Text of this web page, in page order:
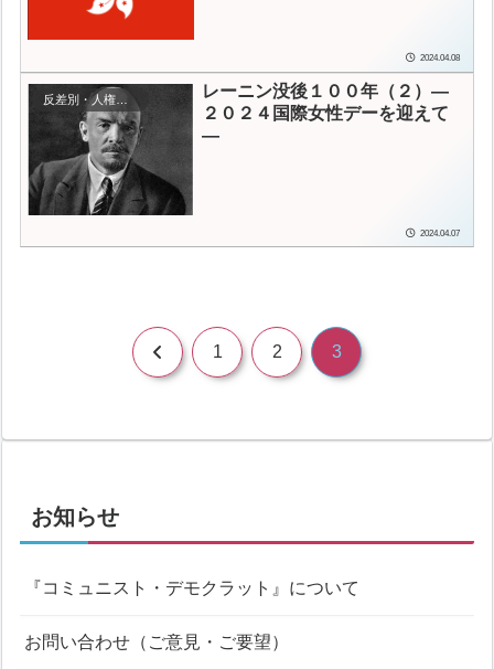
2024.04.08
反差別・人権・女性解放
レーニン没後１００年（２）―
２０２４国際女性デーを迎えて
―
2024.04.07
前 1 2 3
お知らせ
『コミュニスト・デモクラット』について
お問い合わせ（ご意見・ご要望）